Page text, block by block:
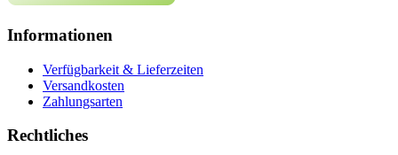
Informationen
Verfügbarkeit & Lieferzeiten
Versandkosten
Zahlungsarten
Rechtliches